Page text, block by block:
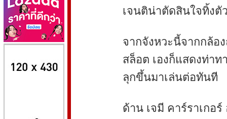
เจนติน่าตัดสินใจทิ้งตั
จากจังหวะนี้จากกล้อ
สล็อต เองก็แสดงท่า
ลุกขึ้นมาเล่นต่อทันที
ด้าน เจมี คาร์ราเกอ